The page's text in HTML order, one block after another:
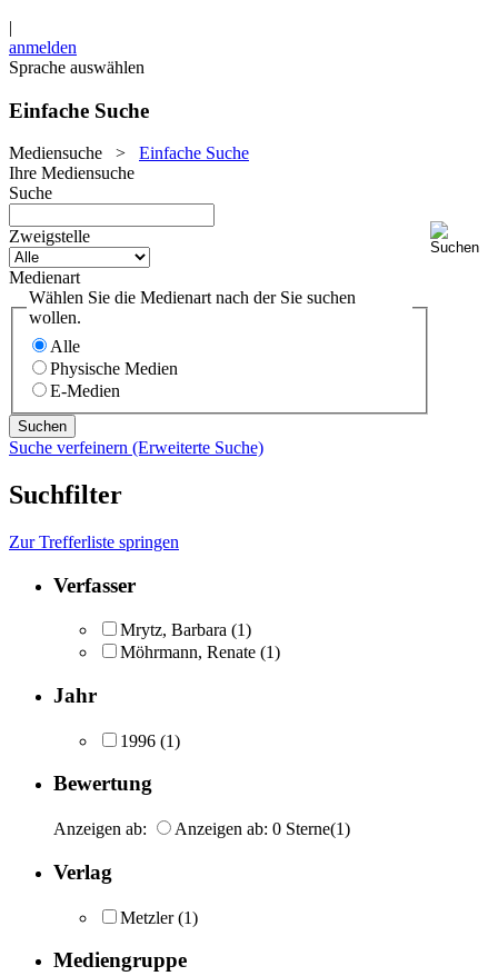
|
anmelden
Sprache auswählen
Einfache Suche
Mediensuche > Einfache Suche
Ihre Mediensuche
Suche
Zweigstelle
Medienart
Wählen Sie die Medienart nach der Sie suchen
wollen.
Alle
Physische Medien
E-Medien
Suche verfeinern (Erweiterte Suche)
Suchfilter
Zur Trefferliste springen
Verfasser
Mrytz, Barbara (1)
Möhrmann, Renate (1)
Jahr
1996 (1)
Bewertung
Anzeigen ab: Anzeigen ab: 0 Sterne(1)
Verlag
Metzler (1)
Mediengruppe